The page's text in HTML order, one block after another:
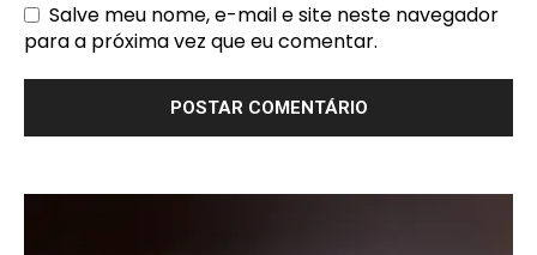
Salve meu nome, e-mail e site neste navegador
para a próxima vez que eu comentar.